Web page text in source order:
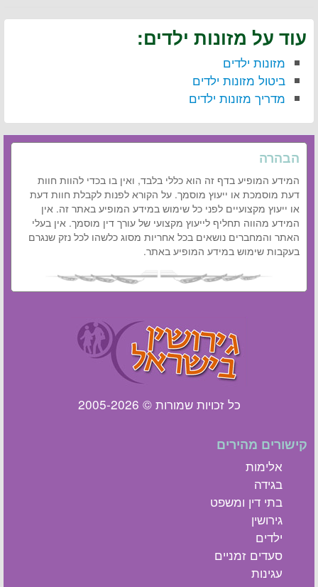
עוד על מזונות ילדים:
מזונות ילדים
ביטול מזונות ילדים
מדריך מזונות ילדים
הבהרה
המידע המופיע בדף זה הוא כללי בלבד, ואין בו בכדי להוות חוות
דעת מוסמכת או ייעוץ מוסמך. על הקורא לפנות לקבלת חוות דעת
או ייעוץ מקצועיים לפני כל שימוש במידע המופיע באתר זה. אין
המידע מהווה תחליף לייעוץ מקצועי של עורך דין מוסמך. אין בעלי
האתר והמחברים נושאים בכל אחריות מסוג כלשהו לכל נזק שנגרם
בעקבות שימוש במידע המופיע באתר.
כל זכויות שמורות © 2005-2026
קישורים מהירים
אלימות
בגידה
בתי דין ומשפט
גירושין
ילדים
סעדים זמניים
עגינות